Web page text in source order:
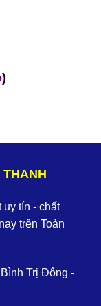
)‬
tín - chất
trên Toàn
Trị Đông -